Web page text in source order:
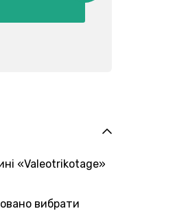
«Valeotrikotage»
вибрати